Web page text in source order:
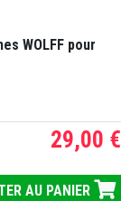
WOLFF pour
29,00 €
AU PANIER